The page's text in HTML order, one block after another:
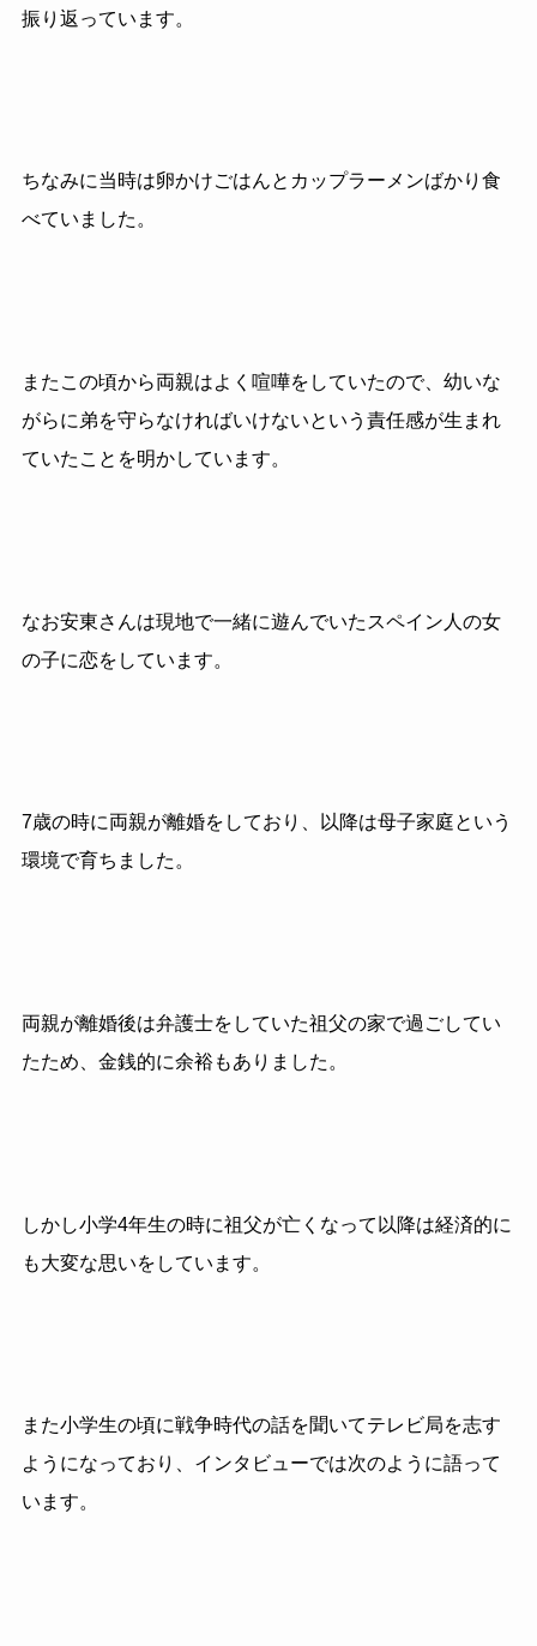
振り返っています。
ちなみに当時は卵かけごはんとカップラーメンばかり食
べていました。
またこの頃から両親はよく喧嘩をしていたので、幼いな
がらに弟を守らなければいけないという責任感が生まれ
ていたことを明かしています。
なお安東さんは現地で一緒に遊んでいたスペイン人の女
の子に恋をしています。
7歳の時に両親が離婚をしており、以降は母子家庭という
環境で育ちました。
両親が離婚後は弁護士をしていた祖父の家で過ごしてい
たため、金銭的に余裕もありました。
しかし小学4年生の時に祖父が亡くなって以降は経済的に
も大変な思いをしています。
また小学生の頃に戦争時代の話を聞いてテレビ局を志す
ようになっており、インタビューでは次のように語って
います。